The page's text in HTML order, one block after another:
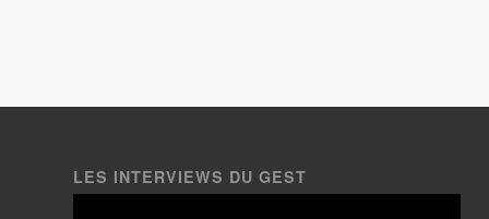
LES INTERVIEWS DU GEST